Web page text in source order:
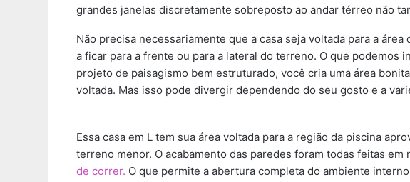
grandes janelas discretamente sobreposto ao andar térreo não
Não precisa necessariamente que a casa seja voltada para a
a ficar para a frente ou para a lateral do terreno. O que podemos
projeto de paisagismo bem estruturado, você cria uma área
voltada. Mas isso pode divergir dependendo do seu gosto e a
Essa casa em L tem sua área voltada para a região da piscina
terreno menor. O acabamento das paredes foram todas feitas em
de correr. O que permite a abertura completa do ambiente